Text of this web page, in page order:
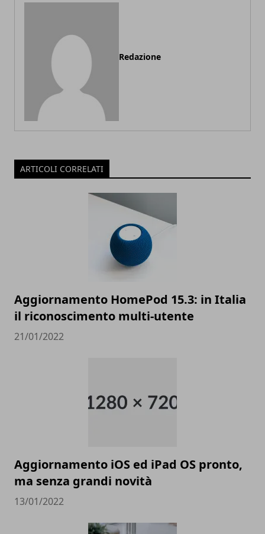
Redazione
ARTICOLI CORRELATI
Aggiornamento HomePod 15.3: in Italia
il riconoscimento multi-utente
21/01/2022
Aggiornamento iOS ed iPad OS pronto,
ma senza grandi novità
13/01/2022